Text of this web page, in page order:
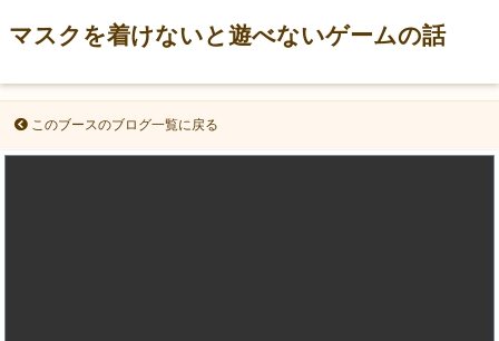
マスクを着けないと遊べないゲームの話
このブースのブログ一覧に戻る